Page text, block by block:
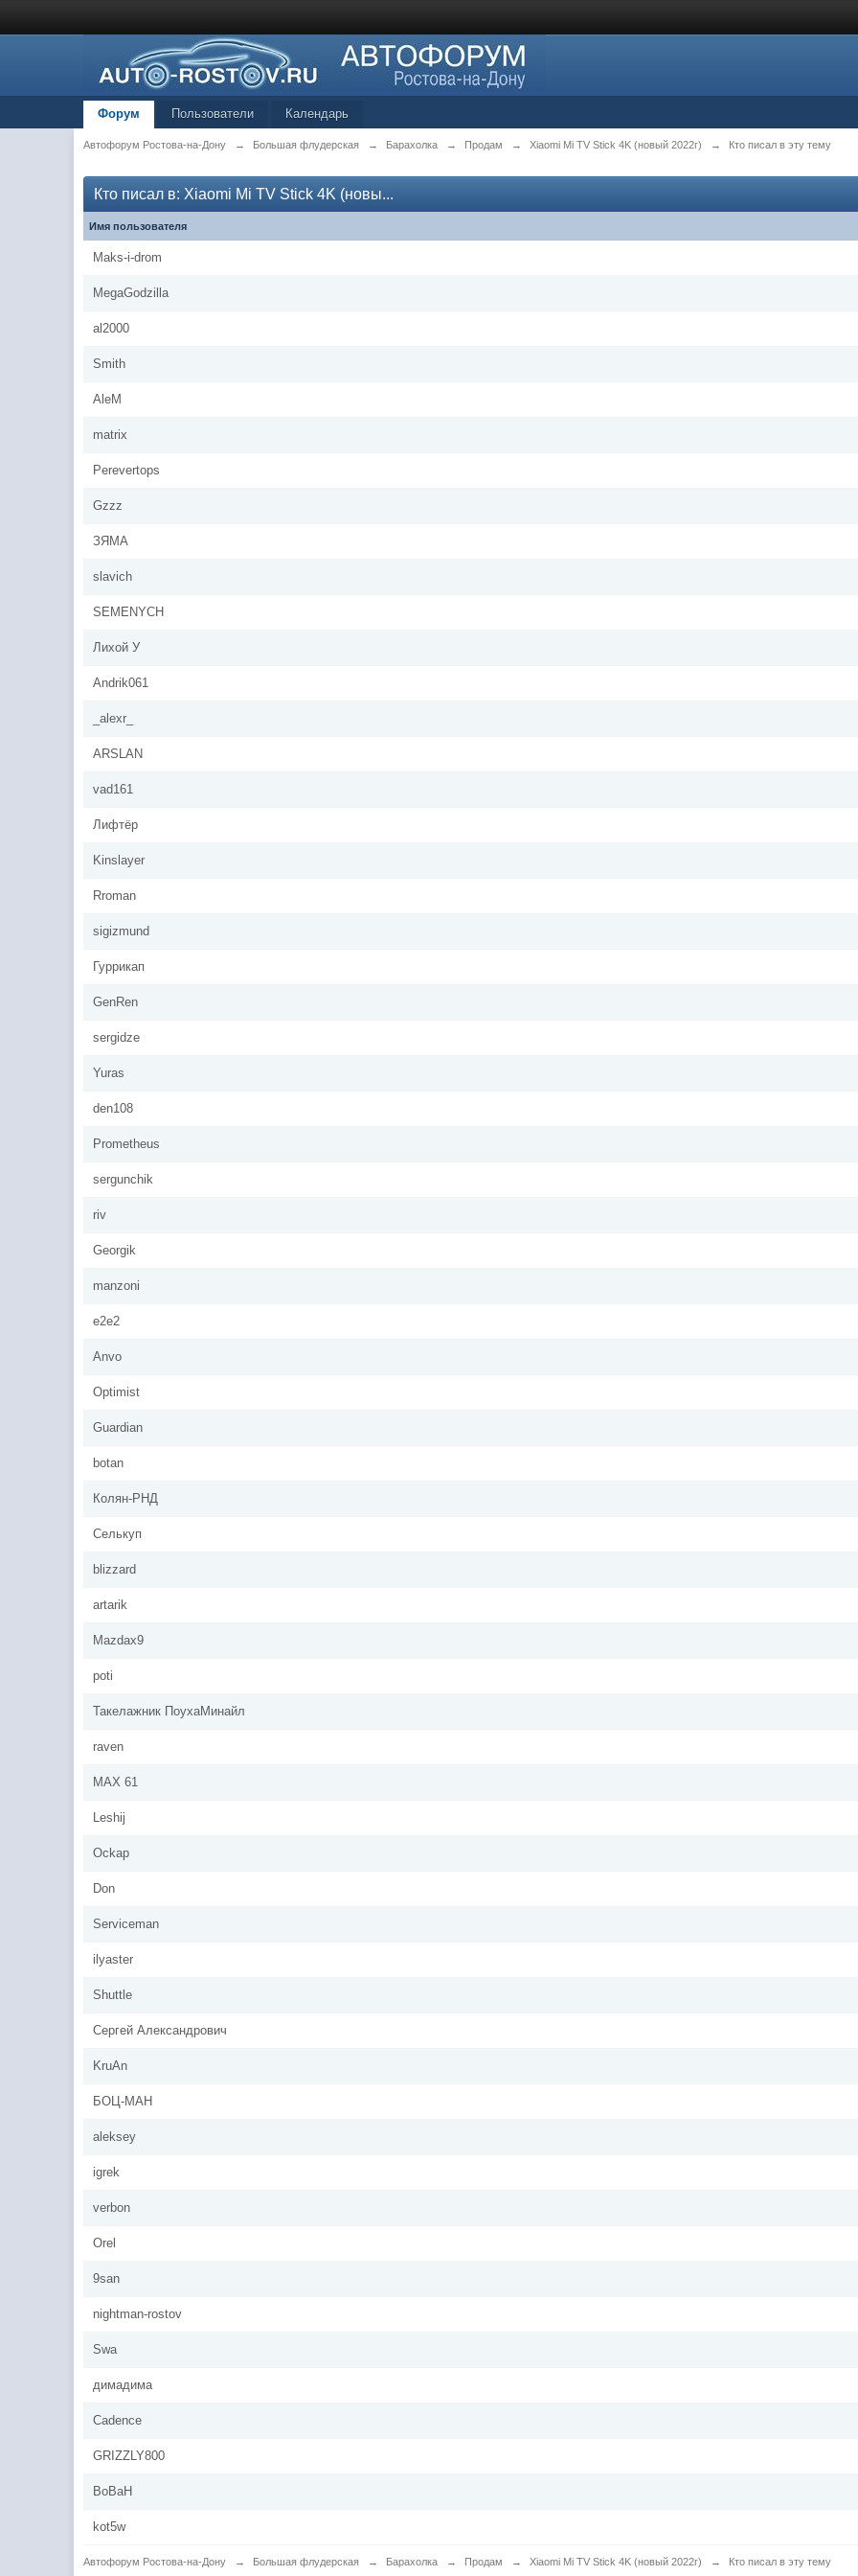
Форум Пользователи Календарь
Автофорум Ростова-на-Дону → Большая флудерская → Барахолка → Продам → Xiaomi Mi TV Stick 4K (новый 2022г) → Кто писал в эту тему
Кто писал в: Xiaomi Mi TV Stick 4K (новы...
Имя пользователя
Maks-i-drom
MegaGodzilla
al2000
Smith
AleM
matrix
Perevertops
Gzzz
ЗЯМА
slavich
SEMENYCH
Лихой У
Andrik061
_alexr_
ARSLAN
vad161
Лифтёр
Kinslayer
Rroman
sigizmund
Гуррикап
GenRen
sergidze
Yuras
den108
Prometheus
sergunchik
riv
Georgik
manzoni
e2e2
Anvo
Optimist
Guardian
botan
Колян-РНД
Селькуп
blizzard
artarik
Mazdax9
poti
Такелажник ПоухаМинайл
raven
MAX 61
Leshij
Ockap
Don
Serviceman
ilyaster
Shuttle
Сергей Александрович
KruAn
БОЦ-МАН
aleksey
igrek
verbon
Orel
9san
nightman-rostov
Swa
димадима
Cadence
GRIZZLY800
BoBaH
kot5w
Автофорум Ростова-на-Дону → Большая флудерская → Барахолка → Продам → Xiaomi Mi TV Stick 4K (новый 2022г) → Кто писал в эту тему